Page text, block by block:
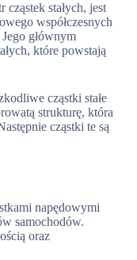
stałych, jest
współczesnych
głównym
które powstają
cząstki stałe
strukturę, która
cząstki te są
napędowymi
samochodów.
oraz